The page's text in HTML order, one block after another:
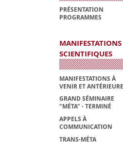
PRÉSENTATION
PROGRAMMES
MANIFESTATIONS
SCIENTIFIQUES
MANIFESTATIONS À
VENIR ET
GRAND SÉMINAIRE
"MÉTA" - TERMINÉ
APPELS À
COMMUNICATION
TRANS-MÉTA